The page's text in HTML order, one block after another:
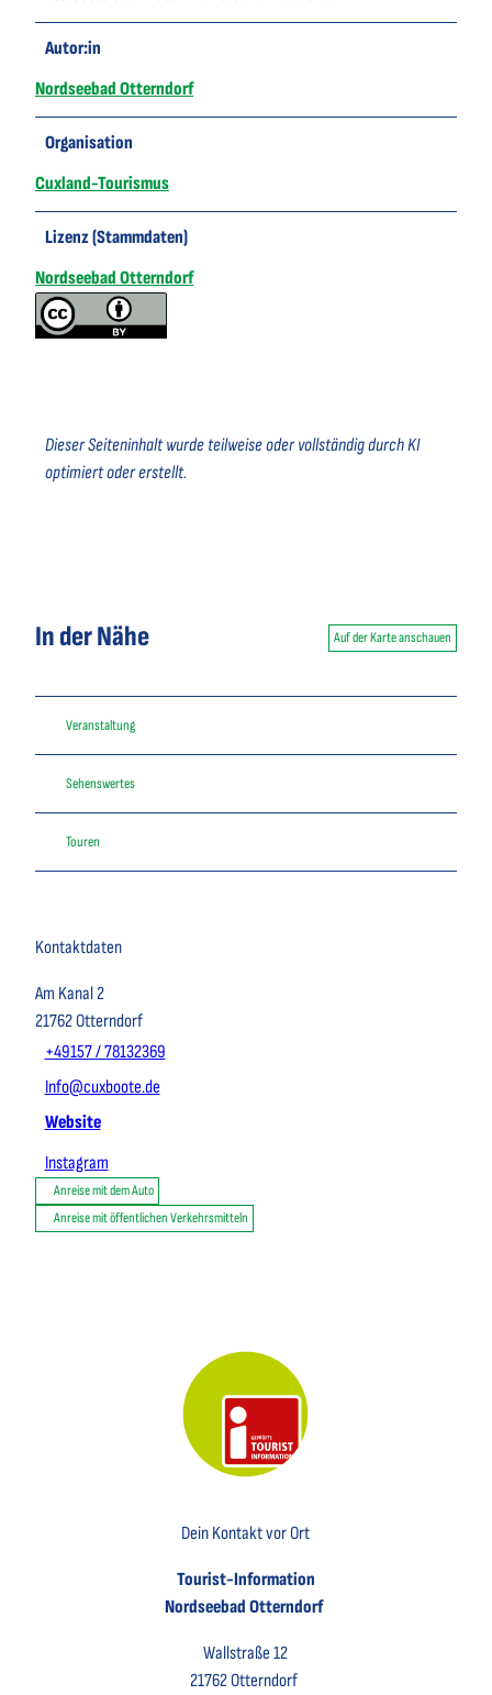
Autor:in
Nordseebad Otterndorf
Organisation
Cuxland-Tourismus
Lizenz (Stammdaten)
Nordseebad Otterndorf
Dieser Seiteninhalt wurde teilweise oder vollständig durch KI
optimiert oder erstellt.
In der Nähe Auf der Karte anschauen
Veranstaltung
Sehenswertes
Touren
Kontaktdaten
Am Kanal 2
21762 Otterndorf
+49157 / 78132369
Info@cuxboote.de
Website
Instagram
Anreise mit dem Auto
Anreise mit öffentlichen Verkehrsmitteln
Dein Kontakt vor Ort
Tourist-Information
Nordseebad Otterndorf
Wallstraße 12
21762 Otterndorf